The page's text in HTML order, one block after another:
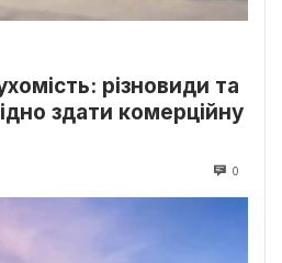
різновиди та
здати комерційну
0